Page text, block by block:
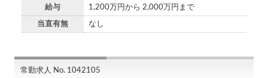
給与 1,200万円から 2,000万円まで
当直有無 なし
常勤求人 No. 1042105